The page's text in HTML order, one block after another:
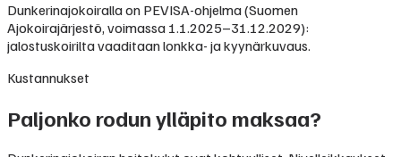
Dunkerinajokoiralla on PEVISA-ohjelma (Suomen
Ajokoirajärjestö, voimassa 1.1.2025–31.12.2029):
jalostuskoirilta vaaditaan lonkka- ja kyynärkuvaus.
Kustannukset
Paljonko rodun ylläpito maksaa?